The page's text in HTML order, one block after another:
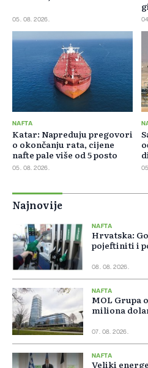
05. 08. 2026.
NAFTA
Katar: Napreduju pregovori
o okončanju rata, cijene
nafte pale više od 5 posto
05. 08. 2026.
Najnovije
NAFTA
Hrvatska:
pojeftiniti i
08. 08. 2026.
NAFTA
MOL Grupa
miliona
07. 08. 2026.
NAFTA
Veliki